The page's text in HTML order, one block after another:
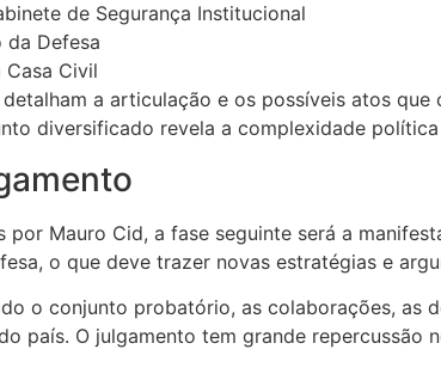
de Segurança Institucional
da Defesa
Civil
a articulação e os possíveis atos
diversificado revela a complexidade
Mauro Cid, a fase seguinte será a
o que deve trazer novas estratégias e
o conjunto probatório, as colaborações, as
país. O julgamento tem grande repercussão